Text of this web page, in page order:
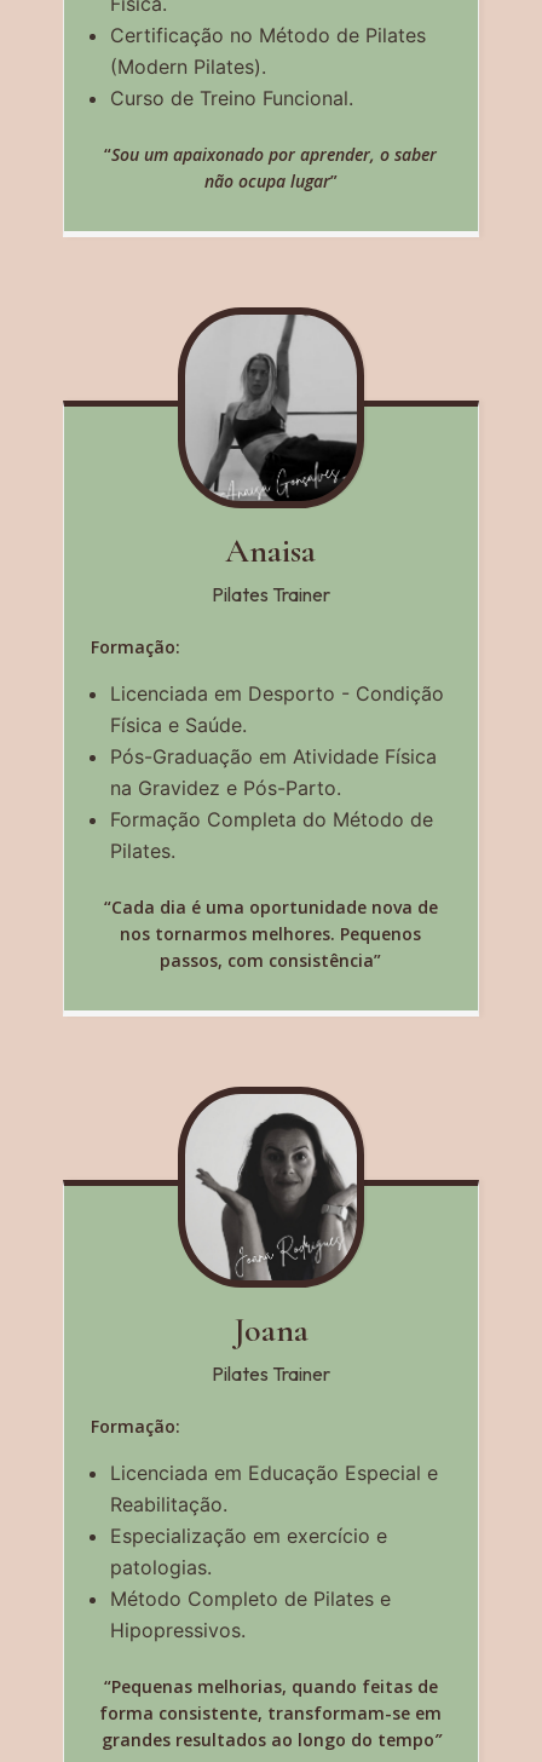
Certificação no Método de Pilates
(Modern Pilates).
Curso de Treino Funcional.
“Sou um apaixonado por aprender, o saber
não ocupa lugar”
Anaisa
Pilates Trainer
Formação:
Licenciada em Desporto - Condição
Física e Saúde.
Pós-Graduação em Atividade Física
na Gravidez e Pós-Parto.
Formação Completa do Método de
Pilates.
“Cada dia é uma oportunidade nova de
nos tornarmos melhores. Pequenos
passos, com consistência”
Joana
Pilates Trainer
Formação:
Licenciada em Educação Especial e
Reabilitação.
Especialização em exercício e
patologias.
Método Completo de Pilates e
Hipopressivos.
“Pequenas melhorias, quando feitas de
forma consistente, transformam-se em
grandes resultados ao longo do tempo”